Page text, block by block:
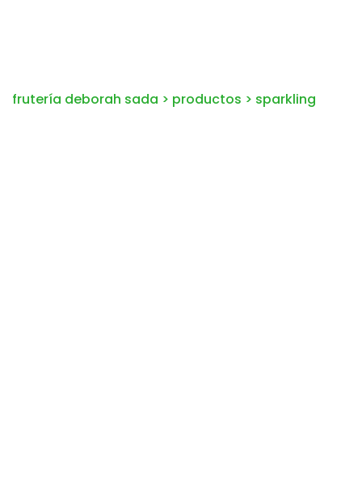
frutería deborah sada > productos > sparkling